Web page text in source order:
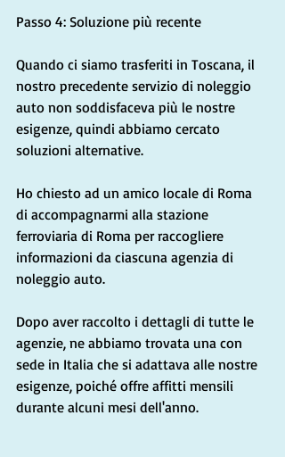
Passo 4: Soluzione più recente
Quando ci siamo trasferiti in Toscana, il
nostro precedente servizio di noleggio
auto non soddisfaceva più le nostre
esigenze, quindi abbiamo cercato
soluzioni alternative.
Ho chiesto ad un amico locale di Roma
di accompagnarmi alla stazione
ferroviaria di Roma per raccogliere
informazioni da ciascuna agenzia di
noleggio auto.
Dopo aver raccolto i dettagli di tutte le
agenzie, ne abbiamo trovata una con
sede in Italia che si adattava alle nostre
esigenze, poiché offre affitti mensili
durante alcuni mesi dell'anno.